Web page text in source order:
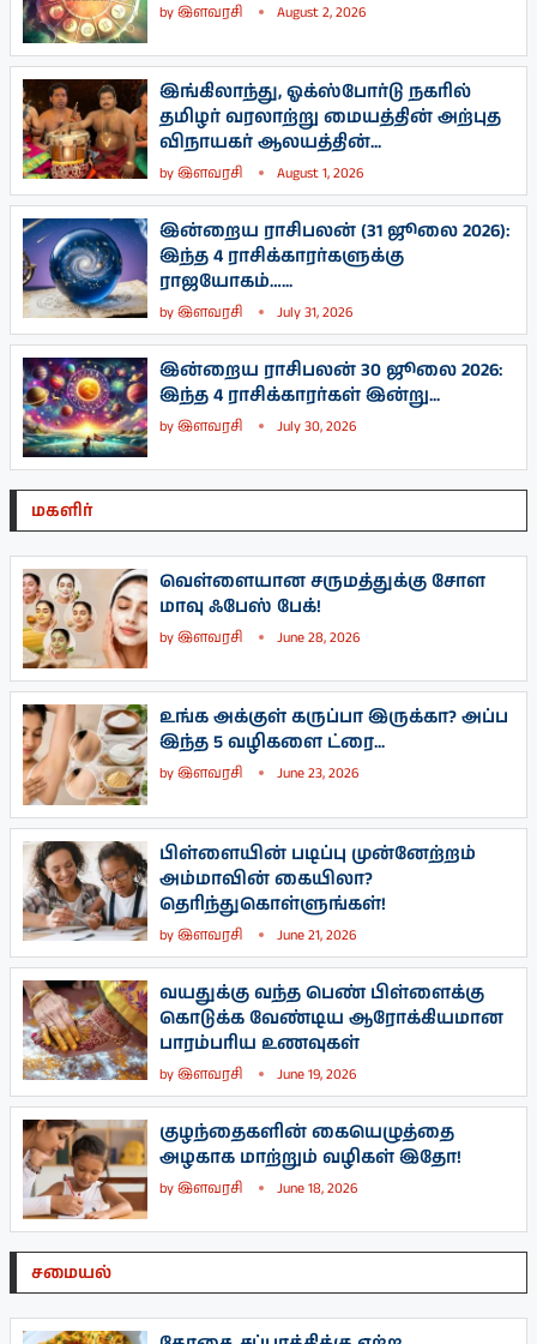
byஇளவரசி August 2, 2026
இங்கிலாந்து, ஓக்ஸ்போர்டு நகரில்
தமிழர் வரலாற்று மையத்தின் அற்புத
விநாயகர் ஆலயத்தின்...
byஇளவரசி August 1, 2026
இன்றைய ராசிபலன் (31 ஜூலை 2026):
இந்த 4 ராசிக்காரர்களுக்கு
ராஜயோகம்…...
byஇளவரசி July 31, 2026
இன்றைய ராசிபலன் 30 ஜூலை 2026:
இந்த 4 ராசிக்காரர்கள் இன்று...
byஇளவரசி July 30, 2026
மகளிர்
வெள்ளையான சருமத்துக்கு சோள
மாவு ஃபேஸ் பேக்!
byஇளவரசி June 28, 2026
உங்க அக்குள் கருப்பா இருக்கா? அப்ப
இந்த 5 வழிகளை ட்ரை...
byஇளவரசி June 23, 2026
பிள்ளையின் படிப்பு முன்னேற்றம்
அம்மாவின் கையிலா?
தெரிந்துகொள்ளுங்கள்!
byஇளவரசி June 21, 2026
வயதுக்கு வந்த பெண் பிள்ளைக்கு
கொடுக்க வேண்டிய ஆரோக்கியமான
பாரம்பரிய உணவுகள்
byஇளவரசி June 19, 2026
குழந்தைகளின் கையெழுத்தை
அழகாக மாற்றும் வழிகள் இதோ!
byஇளவரசி June 18, 2026
சமையல்